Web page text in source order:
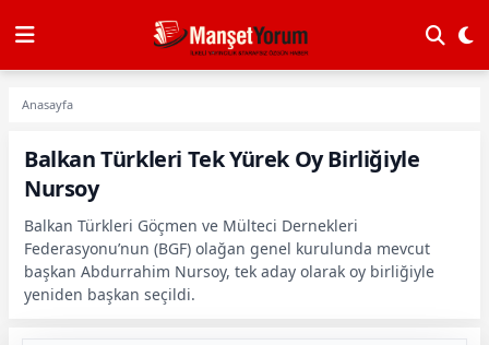
Anasayfa
Balkan Türkleri Tek Yürek Oy Birliğiyle
Nursoy
Balkan Türkleri Göçmen ve Mülteci Dernekleri
Federasyonu’nun (BGF) olağan genel kurulunda mevcut
başkan Abdurrahim Nursoy, tek aday olarak oy birliğiyle
yeniden başkan seçildi.